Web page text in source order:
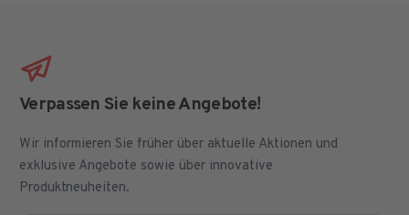
Verpassen Sie keine Angebote!
Wir informieren Sie früher über aktuelle Aktionen und
exklusive Angebote sowie über innovative
Produktneuheiten.